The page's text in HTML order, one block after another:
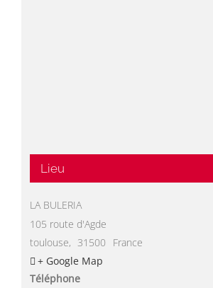
Lieu
LA BULERIA
105 route d'Agde
toulouse, 31500
France
+ Google Map
Téléphone